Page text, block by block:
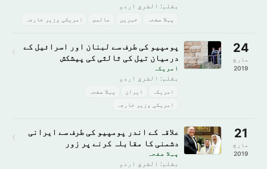
بقلم: الشرق اردو
پہلا صفحہ خبريں عالمى امریکی وزیر خارجہ
24
مارچ
2019
پومپیو کی طرف سے لبنان اور اسرائیل کے
درمیان تیل کی ثالثی کی پیشکش
امريكہ
بقلم: الشرق اردو
امريكہ ایران
پہلا صفحہ
امریکی وزیر خارجہ
›
21
مارچ
2019
علاقہ کے اندر پومپیو کی طرف سے ایرانی
دشمنی کا مقابلہ کرنے پر زور
پہلا صفحہ
بقلم: الشرق اردو
›